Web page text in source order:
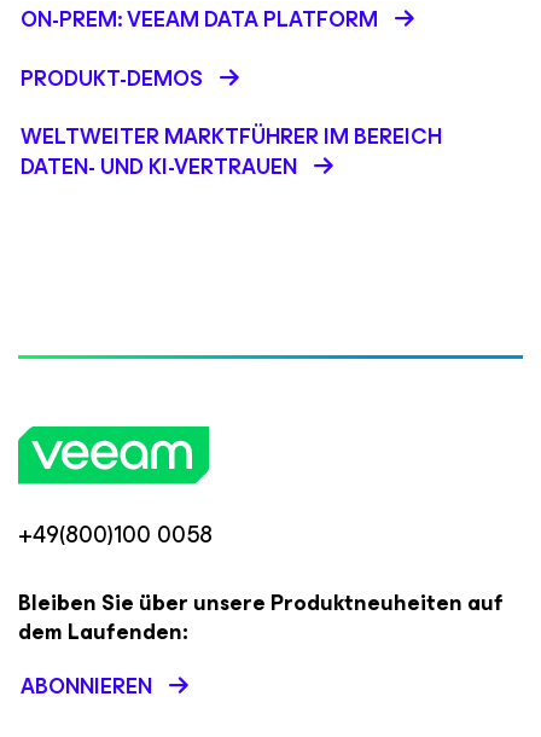
ON-PREM: VEEAM DATA PLATFORM
PRODUKT-DEMOS
WELTWEITER MARKTFÜHRER IM BEREICH
DATEN- UND KI-VERTRAUEN
+49(800)100 0058
Bleiben Sie über unsere Produktneuheiten auf
dem Laufenden:
ABONNIEREN